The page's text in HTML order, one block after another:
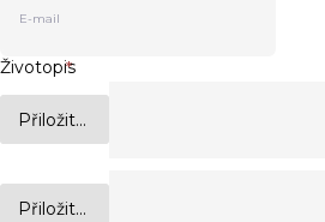
Životopis
*
Přiložit...
Přiložit...